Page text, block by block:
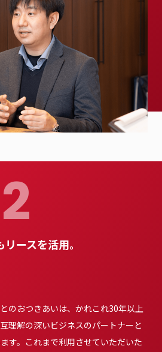
ースを活用。
のおつきあいは、かれこれ30年以上
理解の深いビジネスのパートナーと
す。これまで利用させていただいた